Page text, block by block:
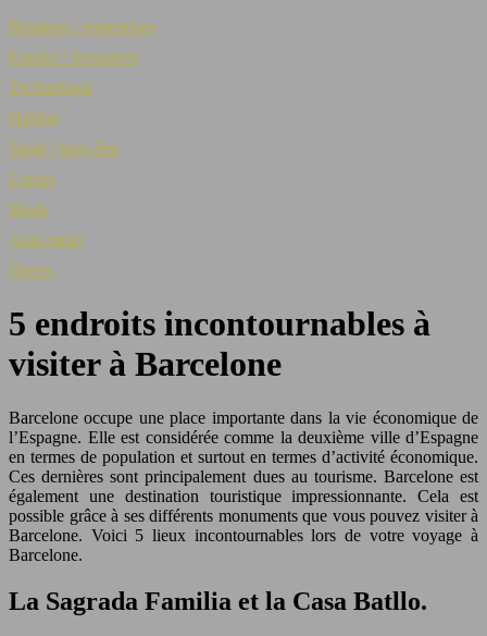
Business / entreprises
Emploi / formation
Technologie
Habitat
Santé / bien-être
Loisirs
Mode
Auto-moto
Divers
5 endroits incontournables à
visiter à Barcelone
Barcelone occupe une place importante dans la vie économique de
l’Espagne. Elle est considérée comme la deuxième ville d’Espagne
en termes de population et surtout en termes d’activité économique.
Ces dernières sont principalement dues au tourisme. Barcelone est
également une destination touristique impressionnante. Cela est
possible grâce à ses différents monuments que vous pouvez visiter à
Barcelone. Voici 5 lieux incontournables lors de votre voyage à
Barcelone.
La Sagrada Familia et la Casa Batllo.